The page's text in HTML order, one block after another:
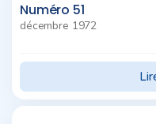
Numéro 51
décembre 1972